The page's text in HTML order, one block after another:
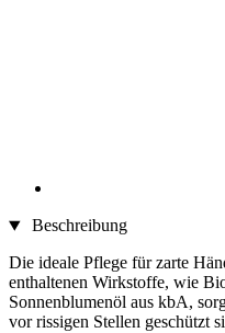
Beschreibung
Die ideale Pflege für zarte
enthaltenen Wirkstoffe, wie
Sonnenblumenöl aus kbA,
vor rissigen Stellen geschützt